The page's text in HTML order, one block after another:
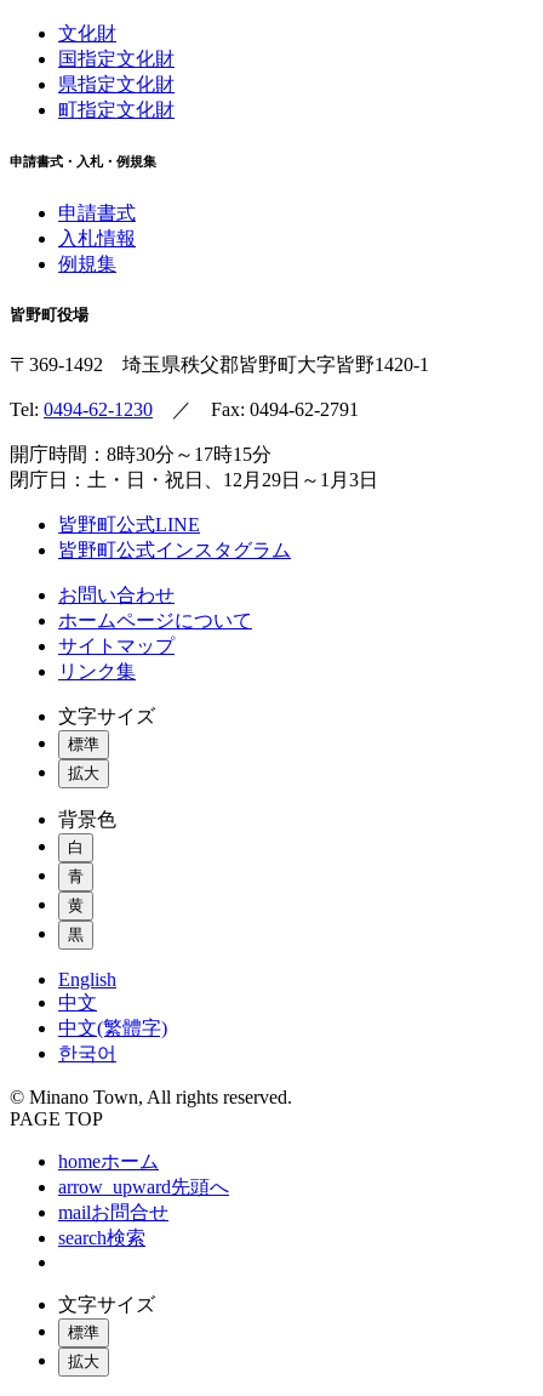
文化財
国指定文化財
県指定文化財
町指定文化財
申請書式・入札・例規集
申請書式
入札情報
例規集
皆野町役場
〒369-1492 埼玉県秩父郡皆野町 大字皆野1420-1
Tel: 0494-62-1230 ／ Fax: 0494-62-2791
開庁時間：8時30分～17時15分
閉庁日：土・日・祝日、12月29日～1月3日
皆野町公式LINE
皆野町公式インスタグラム
お問い合わせ
ホームページについて
サイトマップ
リンク集
文字サイズ
標準
拡大
背景色
白
青
黄
黒
English
中文
中文(繁體字)
한국어
© Minano Town, All rights reserved.
PAGE TOP
homeホーム
arrow_upward先頭へ
mailお問合せ
search検索
文字サイズ
標準
拡大